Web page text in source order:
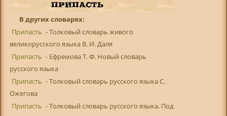
В других словарях:
Припасть - Толковый словарь живого
великорусского языка В. И. Даля
Припасть - Ефремова Т. Ф. Новый словарь
русского языка
Припасть - Толковый словарь русского языка С.
Ожегова
Припасть - Толковый словарь русского языка. Под